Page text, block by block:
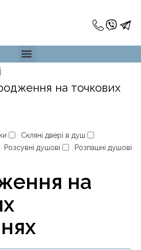
на точкових
Скляні двері в душ
Розсувні душові Розпашні душові
на